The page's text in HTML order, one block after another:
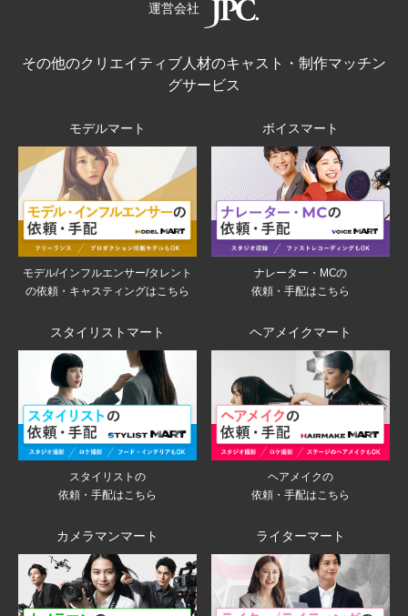
運営会社
その他のクリエイティブ人材のキャスト・制作マッチン
グサービス
モデルマート
モデル/インフルエンサー/タレント
の依頼・キャスティングはこちら
ボイスマート
ナレーター・MCの
依頼・手配はこちら
スタイリストマート
スタイリストの
依頼・手配はこちら
ヘアメイクマート
ヘアメイクの
依頼・手配はこちら
カメラマンマート ライターマート